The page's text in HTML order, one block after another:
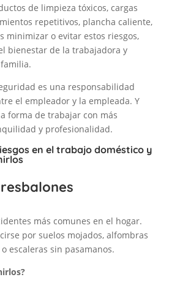
de limpieza tóxicos, cargas
repetitivos, plancha caliente,
minimizar o evitar estos riesgos,
bienestar de la trabajadora y
es una responsabilidad
el empleador y la empleada. Y
forma de trabajar con más
y profesionalidad.
en el trabajo doméstico y
más comunes en el hogar.
por suelos mojados, alfombras
escaleras sin pasamanos.